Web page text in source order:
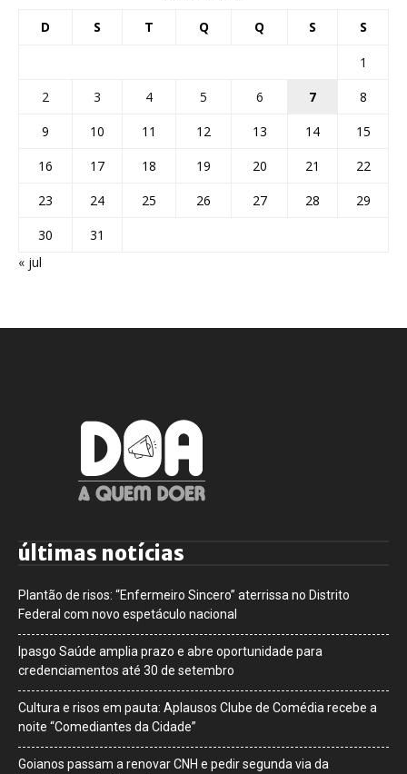
D S T Q Q S S
1
2
3 4 5 6 7
8
9
10 11 12 13 14
15
16
17 18 19 20 21
22
23
24 25 26 27 28
29
30
31
« jul
últimas notícias
Plantão de risos: “Enfermeiro Sincero” aterrissa no Distrito
Federal com novo espetáculo nacional
Ipasgo Saúde amplia prazo e abre oportunidade para
credenciamentos até 30 de setembro
Cultura e risos em pauta: Aplausos Clube de Comédia recebe a
noite “Comediantes da Cidade”
Goianos passam a renovar CNH e pedir segunda via da